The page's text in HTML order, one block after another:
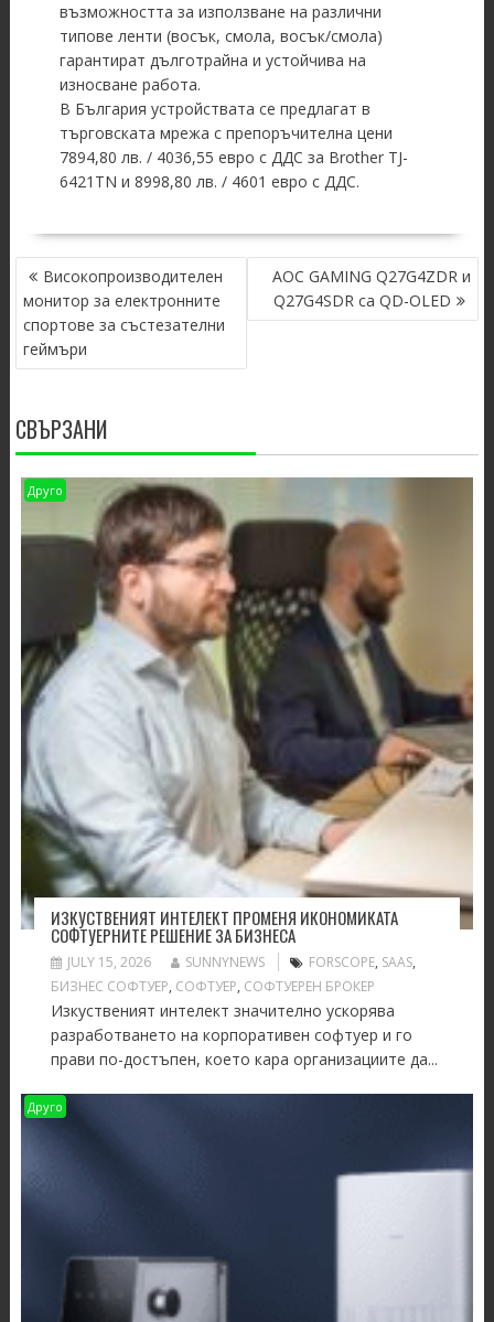
възможността за използване на различни
типове ленти (восък, смола, восък/смола)
гарантират дълготрайна и устойчива на
износване работа.
В България устройствата се предлагат в
търговската мрежа с препоръчителна цени
7894,80 лв. / 4036,55 евро с ДДС за Brother TJ-
6421TN и 8998,80 лв. / 4601 евро с ДДС.
POST
NAVIGATION
Високопроизводителен
монитор за електронните
спортове за състезателни
геймъри
AOC GAMING Q27G4ZDR и
Q27G4SDR са QD-OLED
СВЪРЗАНИ
Друго
ИЗКУСТВЕНИЯТ ИНТЕЛЕКТ ПРОМЕНЯ ИКОНОМИКАТА
СОФТУЕРНИТЕ РЕШЕНИЕ ЗА БИЗНЕСА
JULY 15, 2026 SUNNYNEWS FORSCOPE, SAAS,
БИЗНЕС СОФТУЕР, СОФТУЕР, СОФТУЕРЕН БРОКЕР
Изкуственият интелект значително ускорява
разработването на корпоративен софтуер и го
прави по-достъпен, което кара организациите да...
Друго